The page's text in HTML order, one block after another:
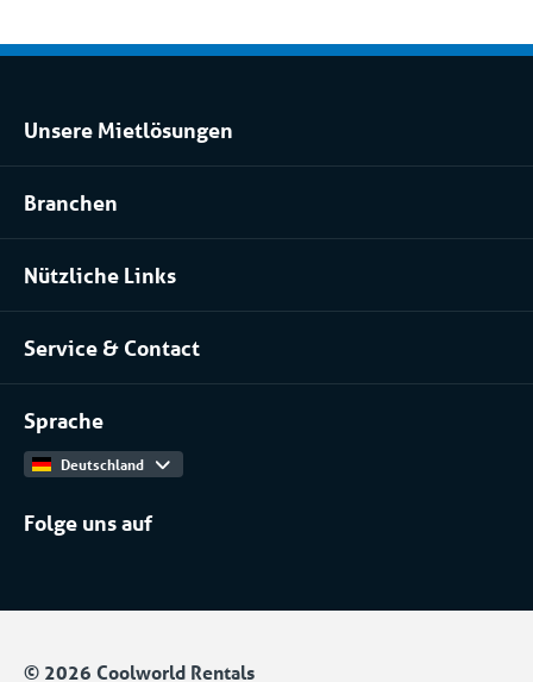
Unsere Mietlösungen
Kühlraum und Tiefkühlraum mieten
Prozessanlage mieten
Klimatisierung mieten
Branchen
Pharma
Installateure
Lebensmittel
Nützliche Links
Über uns
Unser Team
Arbeiten bei
Produktkatalog
Service & Contact
Kontakt
Sprache
Deutschland
Folge uns auf
© 2026 Coolworld Rentals